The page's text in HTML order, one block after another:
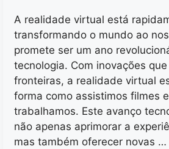
A realidade virtual está
transformando o mundo ao
promete ser um ano
tecnologia. Com inovações
fronteiras, a realidade virtual
forma como assistimos filmes
trabalhamos. Este avanço
não apenas aprimorar a
mas também oferecer novas …